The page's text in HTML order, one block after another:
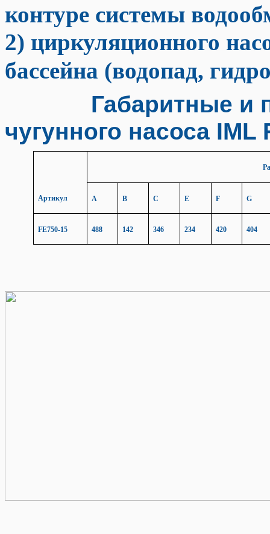
контуре системы
2) циркуляционного
бассейна (водопад,
Габаритные и
чугунного насоса IML
Артикул A B C E F G
FE750-15 488 142 346 234 420 404